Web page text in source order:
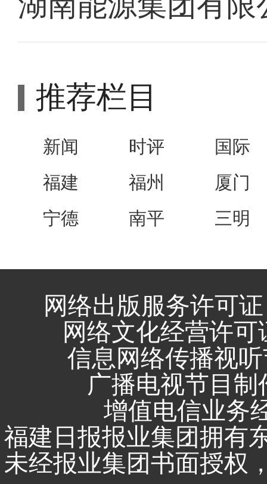
推荐栏目
新闻 时评
国际
福建
福州
厦门
宁德
南平 三明
网络出版服务许可
网络文化经营许可
信息网络传播视
广播电视节目
增值电信业务
福建日报报业集团拥有
未经报业集团书面授权